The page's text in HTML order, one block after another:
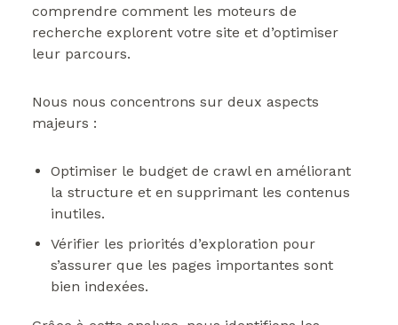
comprendre comment les moteurs de
recherche explorent votre site et d’optimiser
leur parcours.
Nous nous concentrons sur deux aspects
majeurs :
Optimiser le budget de crawl en améliorant
la structure et en supprimant les contenus
inutiles.
Vérifier les priorités d’exploration pour
s’assurer que les pages importantes sont
bien indexées.